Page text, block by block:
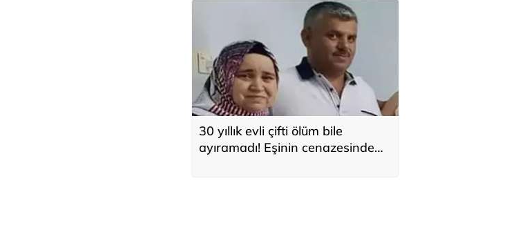
30 yıllık evli çifti ölüm bile
ayıramadı! Eşinin cenazesinde